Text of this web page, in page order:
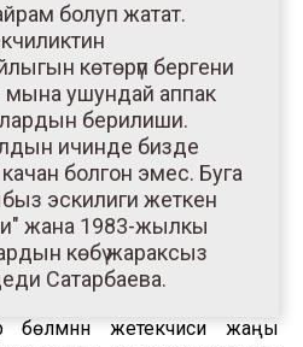
болуп жатат.
көтөрүп бергени
мына ушундай аппак
берилиши.
ичинде бизде
болгон эмес. Буга
эскилиги жеткен
жана 1983-жылкы
көбү жараксыз
Сатарбаева.
бөлүмүнүн жетекчиси жаңы